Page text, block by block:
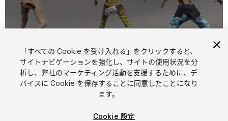
1/ 30
「すべての Cookie を受け入れる」をクリックすると、
サイトナビゲーションを強化し、サイトの使用状況を分
析し、弊社のマーケティング活動を支援するために、デ
バイスに Cookie を保存することに同意したことになり
ます。
Cookie 設定